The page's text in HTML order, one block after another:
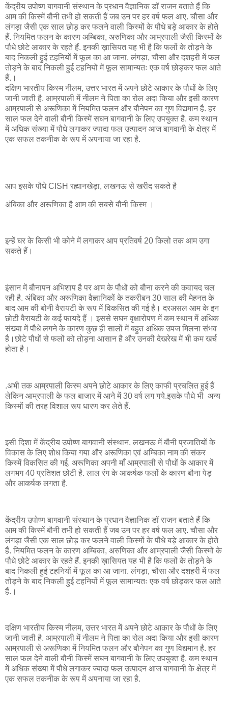
केंद्रीय उपोष्ण बागवानी संस्थान के प्रधान वैज्ञानिक डॉ राजन बताते हैं कि
आम की किस्में बौनी तभी हो सकती हैं जब उन पर हर वर्ष फल आए. चौसा और
लंगड़ा जैसी एक साल छोड़ कर फलने वाली किस्मों के पौधे बड़े आकार के होते
हैं. नियमित फलन के कारण अम्बिका, अरुणिका और आम्रपाली जैसी किस्मों के
पौधे छोटे आकार के रहते हैं. इनकी ख़ासियत यह भी है कि फलों के तोड़ने के
बाद निकली हुई टहनियों में फूल का आ जाना. लंगड़ा, चौसा और दशहरी में फल
तोड़ने के बाद निकली हुई टहनियों में फूल सामान्यतः एक वर्ष छोड़कर फल आते
हैं.।
दक्षिण भारतीय किस्म नीलम, उत्तर भारत में अपने छोटे आकार के पौधों के लिए
जानी जाती है. आम्रपाली में नीलम ने पिता का रोल अदा किया और इसी कारण
आम्रपाली से अरूणिका में नियमित फलन और बौनेपन का गुण विद्यमान है. हर
साल फल देने वाली बौनी किस्में सघन बागवानी के लिए उपयुक्त है. कम स्थान
में अधिक संख्या में पौधे लगाकर ज्यादा फल उत्पादन आज बागवानी के क्षेत्र में
एक सफल तकनीक के रूप में अपनाया जा रहा है.
आप इसके पौधे CISH रह्मानखेड़ा, लखनऊ से खरीद सकते है
अंबिका और अरूणिका है आम की सबसे बौनी किस्म ।
इन्हें घर के किसी भी कोने में लगाकर आप प्रतिवर्ष 20 किलो तक आम उगा
सकते हैं।
इंसान में बौनापन अभिशाप है पर आम के पौधों को बौना करने की कवायद चल
रही है. अंबिका और अरूणिका वैज्ञानिकों के तकरीबन 30 साल की मेहनत के
बाद आम की बोनी वैरायटी के रूप में विकसित की गई है। दरअसल आम के इन
छोटी वैरायटी के कई फायदे हैं । इससे सघन वृक्षारोपण में कम स्थान में अधिक
संख्या में पौधे लगने के कारण कुछ ही सालों में बहुत अधिक उपज मिलना संभव
है।छोटे पौधों से फलों को तोड़ना आसान है और उनकी देखरेख में भी कम खर्च
होता है।
.अभी तक आम्रपाली किस्म अपने छोटे आकार के लिए काफी प्रचलित हुई हैं
लेकिन आम्रपाली के फल बाजार में आने में 30 वर्ष लग गये.इसके पौधे भी अन्य
किस्मों की तरह विशाल रूप धारण कर लेते हैं.
इसी दिशा में केंद्रीय उपोष्ण बागवानी संस्थान, लखनऊ में बौनी प्रजातियों के
विकास के लिए शोध किया गया और अरूणिका एवं अम्बिका नाम की संकर
किस्में विकसित की गई. अरूणिका अपनी माँ आम्रपाली से पौधों के आकार में
लगभग 40 प्रतिशत छोटी है. लाल रंग के आकर्षक फलों के कारण बौना पेड़
और आकर्षक लगता है.
केंद्रीय उपोष्ण बागवानी संस्थान के प्रधान वैज्ञानिक डॉ राजन बताते हैं कि
आम की किस्में बौनी तभी हो सकती हैं जब उन पर हर वर्ष फल आए. चौसा और
लंगड़ा जैसी एक साल छोड़ कर फलने वाली किस्मों के पौधे बड़े आकार के होते
हैं. नियमित फलन के कारण अम्बिका, अरुणिका और आम्रपाली जैसी किस्मों के
पौधे छोटे आकार के रहते हैं. इनकी ख़ासियत यह भी है कि फलों के तोड़ने के
बाद निकली हुई टहनियों में फूल का आ जाना. लंगड़ा, चौसा और दशहरी में फल
तोड़ने के बाद निकली हुई टहनियों में फूल सामान्यतः एक वर्ष छोड़कर फल आते
हैं.।
दक्षिण भारतीय किस्म नीलम, उत्तर भारत में अपने छोटे आकार के पौधों के लिए
जानी जाती है. आम्रपाली में नीलम ने पिता का रोल अदा किया और इसी कारण
आम्रपाली से अरूणिका में नियमित फलन और बौनेपन का गुण विद्यमान है. हर
साल फल देने वाली बौनी किस्में सघन बागवानी के लिए उपयुक्त है. कम स्थान
में अधिक संख्या में पौधे लगाकर ज्यादा फल उत्पादन आज बागवानी के क्षेत्र में
एक सफल तकनीक के रूप में अपनाया जा रहा है.